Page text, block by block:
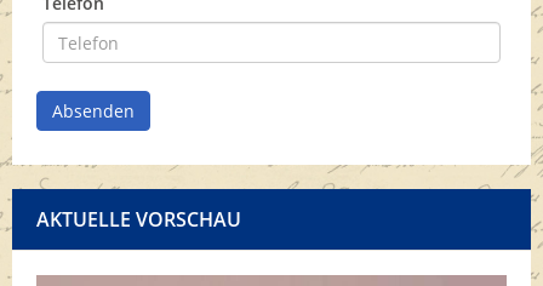
Absenden
AKTUELLE VORSCHAU